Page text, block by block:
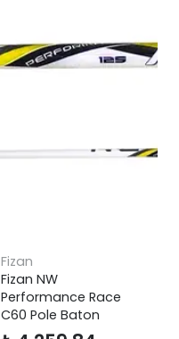
Fizan
Fizan NW
Performance Race
C60 Pole Baton